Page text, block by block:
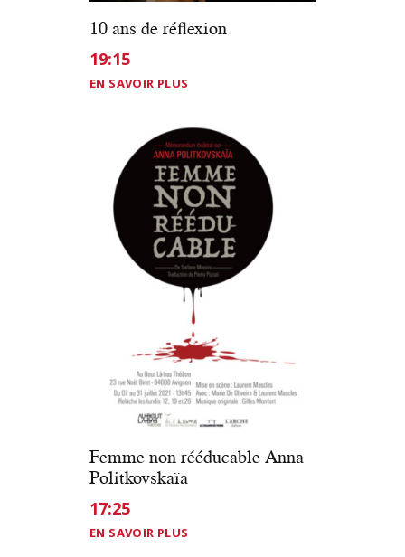
10 ans de réﬂexion
19:15
EN SAVOIR PLUS
Femme non rééducable Anna
Politkovskaïa
17:25
EN SAVOIR PLUS